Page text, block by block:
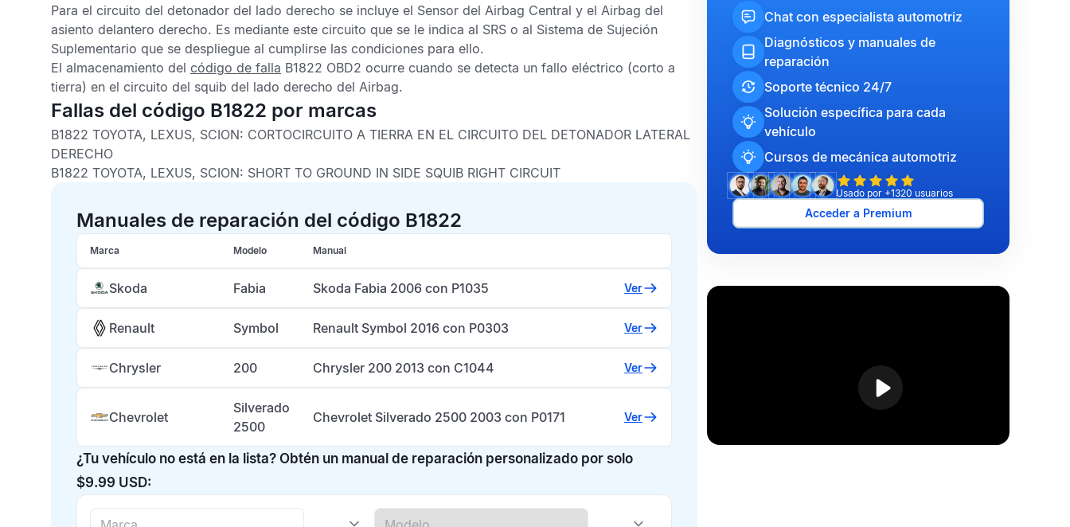
Para el circuito del detonador del lado derecho se incluye el Sensor del Airbag Central y el Airbag del
asiento delantero derecho. Es mediante este circuito que se le indica al SRS o al Sistema de Sujeción
Suplementario que se despliegue al cumplirse las condiciones para ello.
El almacenamiento del código de falla B1822 OBD2 ocurre cuando se detecta un fallo eléctrico (corto a
tierra) en el circuito del squib del lado derecho del Airbag.
Fallas del código B1822 por marcas
B1822 TOYOTA, LEXUS, SCION: CORTOCIRCUITO A TIERRA EN EL CIRCUITO DEL DETONADOR LATERAL
DERECHO
B1822 TOYOTA, LEXUS, SCION: SHORT TO GROUND IN SIDE SQUIB RIGHT CIRCUIT
Manuales de reparación del código B1822
Marca Modelo Manual
Skoda Fabia Skoda Fabia 2006 con P1035 Ver
Renault Symbol Renault Symbol 2016 con P0303 Ver
Chrysler 200 Chrysler 200 2013 con C1044 Ver
Chevrolet
Silverado
2500
Chevrolet Silverado 2500 2003 con P0171 Ver
¿Tu vehículo no está en la lista? Obtén un manual de reparación personalizado por solo
$9.99 USD:
Chat con especialista automotriz
Diagnósticos y manuales de
reparación
Soporte técnico 24/7
Solución específica para cada
vehículo
Cursos de mecánica automotriz
Usado por +1320 usuarios
Acceder a Premium